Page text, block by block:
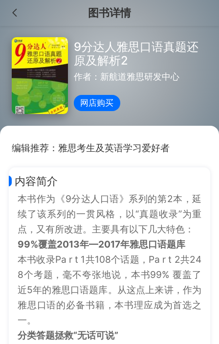
图书详情
9分达人雅思口语真题还
原及解析2
作者：新航道雅思研发中心
网店购买
编辑推荐：雅思考生及英语学习爱好者
内容简介
本书作为《9分达人口语》系列的第2本，延
续了该系列的一贯风格，以“真题收录”为重
点，又有所改进。主要具有以下几大特色：
99%覆盖2013年—2017年雅思口语题库
本书收录Pa r t 1共108个话题，Pa r t 2共24
8个考题，毫不夸张地说，本书99% 覆盖了
近5年的雅思口语题库。从这点上来讲，作为
雅思口语的必备书籍，本书理应成为首选之
一。
分类答题拯救“无话可说”